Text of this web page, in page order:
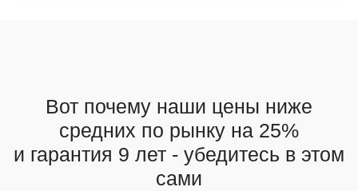
Вот почему наши цены ниже
средних по рынку на 25%
и гарантия 9 лет - убедитесь в этом
сами